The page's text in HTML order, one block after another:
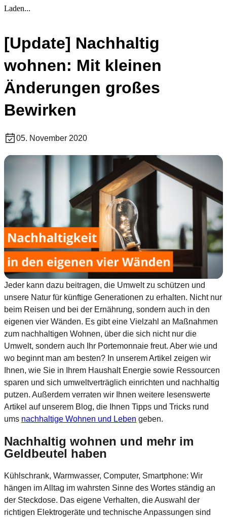
Laden...
[Update] Nachhaltig
wohnen: Mit kleinen
Änderungen großes
Bewirken
05. November 2020
Jeder kann dazu beitragen, die Umwelt zu schützen und
unsere Natur für künftige Generationen zu erhalten. Nicht nur
beim Reisen und bei der Ernährung, sondern auch in den
eigenen vier Wänden. Es gibt eine Vielzahl an Maßnahmen
zum nachhaltigen Wohnen, über die sich nicht nur die
Umwelt, sondern auch Ihr Portemonnaie freut. Aber wie und
wo beginnt man am besten? In unserem Artikel zeigen wir
Ihnen, wie Sie in Ihrem Haushalt Energie sowie Ressourcen
sparen und sich umweltverträglich einrichten und nachhaltig
putzen. Außerdem verraten wir Ihnen weitere lesenswerte
Artikel auf unserem Blog, die Ihnen Tipps und Tricks rund
ums nachhaltige Wohnen und Leben geben.
Nachhaltig wohnen und mehr im
Geldbeutel haben
Kühlschrank, Warmwasser, Computer, Smartphone: Wir
hängen im Alltag im wahrsten Sinne des Wortes ständig an
der Steckdose. Das eigene Verhalten, die Auswahl der
richtigen Elektrogeräte und technische Anpassungen sind